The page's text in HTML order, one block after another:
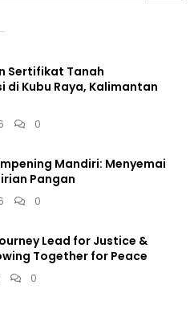
Sertifikat Tanah
di Kubu Raya, Kalimantan
0
Mandiri: Menyemai
Pangan
0
Lead for Justice &
Together for Peace
0